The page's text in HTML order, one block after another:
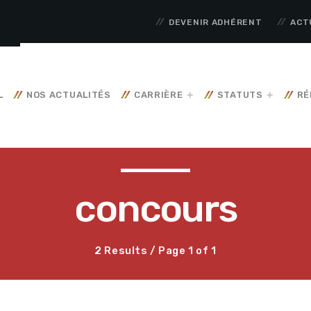
DEVENIR ADHÉRENT
NOS ACTUALITÉS CARRIÈRE STATUTS
concours
2 Results / Page 1 of 1